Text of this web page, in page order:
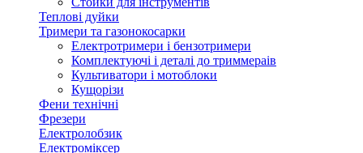
Теплові дуйки
Тримери та газонокосарки
Електротримери і бензотримери
Комплектуючі і деталі до триммераів
Культиватори і мотоблоки
Кущорізи
Фени технічні
Фрезери
Електролобзик
Електроміксер